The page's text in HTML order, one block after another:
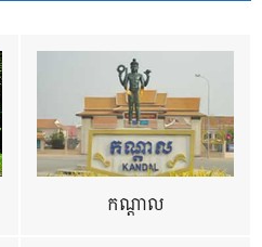
កណ្តាល